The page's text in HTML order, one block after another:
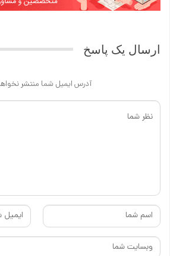
ارسال یک پاسخ
آدرس ایمیل شما منتشر